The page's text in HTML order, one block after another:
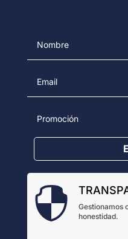

Gestionamos
honestidad.